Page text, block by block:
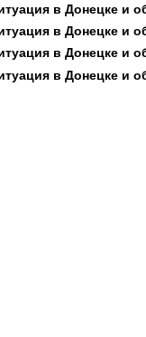
в Донецке и
в Донецке и
в Донецке и
в Донецке и